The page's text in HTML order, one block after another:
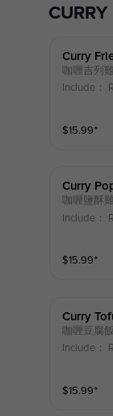
Curry
咖喱吉列
Include：
$15.99⁺
Curry
咖喱鹽酥
Include：
$15.99⁺
Curry
咖喱豆腐飯
Include：
$15.99⁺